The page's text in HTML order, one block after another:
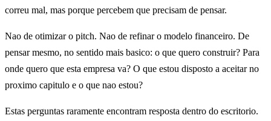
correu mal, mas porque percebem que precisam de pensar.
Nao de otimizar o pitch. Nao de refinar o modelo financeiro. De
pensar mesmo, no sentido mais basico: o que quero construir? Para
onde quero que esta empresa va? O que estou disposto a aceitar no
proximo capitulo e o que nao estou?
Estas perguntas raramente encontram resposta dentro do escritorio.